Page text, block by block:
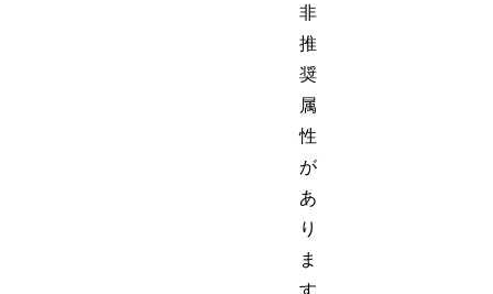
非
推
奨
属
性
が
あ
り
ま